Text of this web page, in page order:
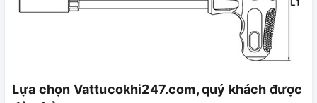
Lựa chọn Vattucokhi247.com, quý khách được